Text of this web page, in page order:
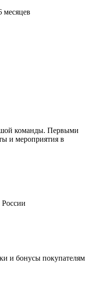
месяцев
команды. Первыми
и мероприятия в
и бонусы покупателям